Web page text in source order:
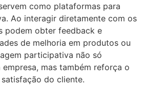
como plataformas para
Ao interagir diretamente com os
podem obter feedback e
de melhoria em produtos ou
participativa não só
mas também reforça o
do cliente.​